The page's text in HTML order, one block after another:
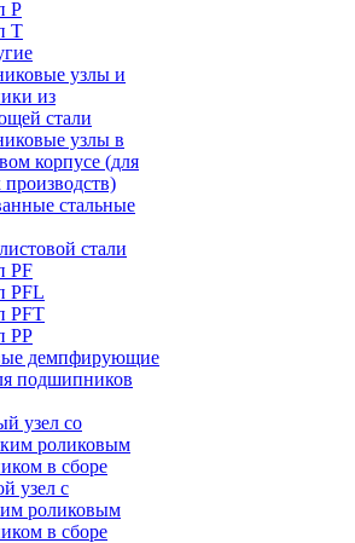
P
T
узлы и
из
стали
узлы в
корпусе (для
стальные
стали
PF
PFL
PFT
PP
демпфирующие
подшипников
узел со
роликовым
в сборе
узел с
роликовым
в сборе